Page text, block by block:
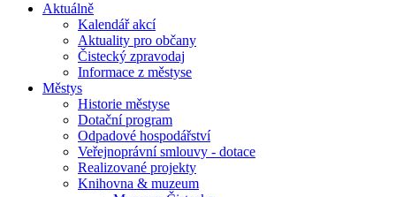
Aktuálně
Kalendář akcí
Aktuality pro občany
Čistecký zpravodaj
Informace z městyse
Městys
Historie městyse
Dotační program
Odpadové hospodářství
Veřejnoprávní smlouvy - dotace
Realizované projekty
Knihovna & muzeum